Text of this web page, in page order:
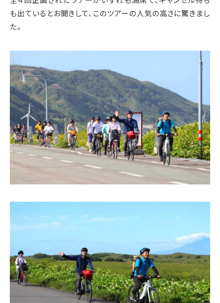
も出ているとお聞きして、このツアーの人気の高さに驚きまし
た。